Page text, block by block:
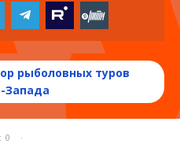
рыболовных туров
Запада
0 ·